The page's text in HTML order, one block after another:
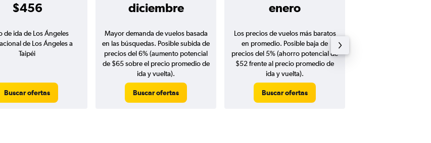
$456 diciembre enero
de ida de Los Ángeles
de Los Ángeles a
Taipéi
Buscar ofertas
Mayor demanda de vuelos basada
en las búsquedas. Posible subida de
precios del 6% (aumento potencial
de $65 sobre el precio promedio de
ida y vuelta).
Buscar ofertas
Los precios de vuelos más baratos
en promedio. Posible baja de
precios del 5% (ahorro potencial de
$52 frente al precio promedio de
ida y vuelta).
Buscar ofertas